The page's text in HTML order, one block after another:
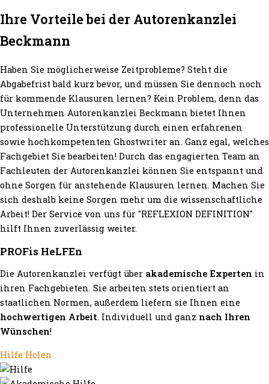
Ihre Vorteile bei der Autorenkanzlei
Beckmann
Haben Sie möglicherweise Zeitprobleme? Steht die
Abgabefrist bald kurz bevor, und müssen Sie dennoch noch
für kommende Klausuren lernen? Kein Problem, denn das
Unternehmen Autorenkanzlei Beckmann bietet Ihnen
professionelle Unterstützung durch einen erfahrenen
sowie hochkompetenten Ghostwriter an. Ganz egal, welches
Fachgebiet Sie bearbeiten! Durch das engagierten Team an
Fachleuten der Autorenkanzlei können Sie entspannt und
ohne Sorgen für anstehende Klausuren lernen. Machen Sie
sich deshalb keine Sorgen mehr um die wissenschaftliche
Arbeit! Der Service von uns für "REFLEXION DEFINITION"
hilft Ihnen zuverlässig weiter.
PROFis HeLFEn
Die Autorenkanzlei verfügt über akademische Experten in
ihren Fachgebieten. Sie arbeiten stets orientiert an
staatlichen Normen, außerdem liefern sie Ihnen eine
hochwertigen Arbeit. Individuell und ganz nach Ihren
Wünschen!
Hilfe Holen